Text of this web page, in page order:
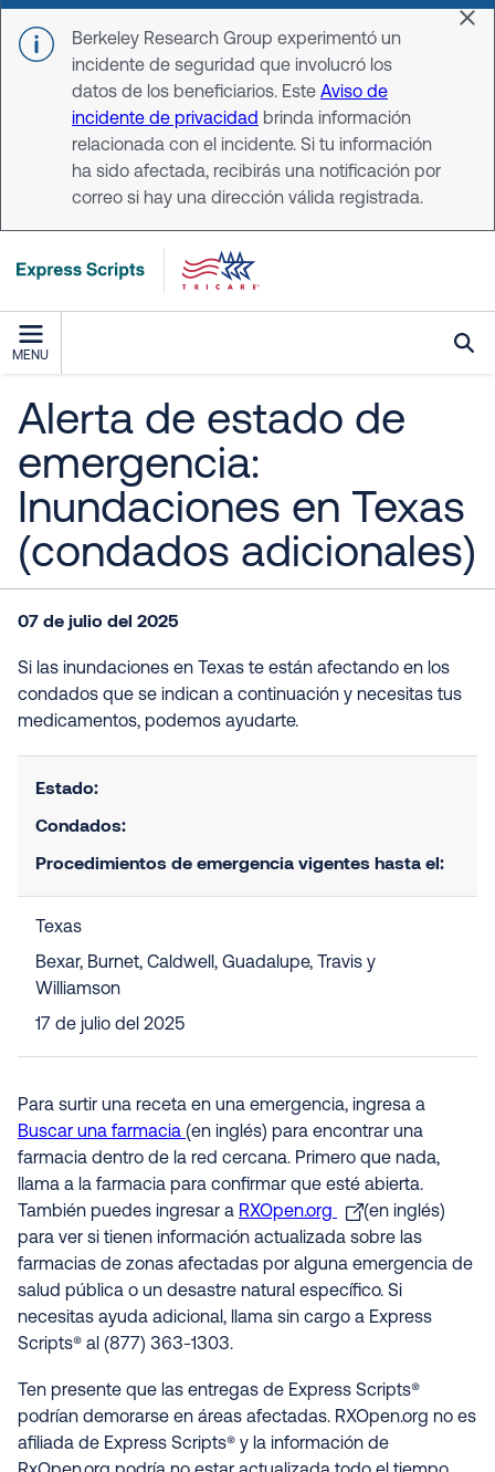
Skip to main content
Berkeley Research Group experimentó un
incidente de seguridad que involucró los
datos de los beneficiarios. Este Aviso de
incidente de privacidad brinda información
relacionada con el incidente. Si tu información
ha sido afectada, recibirás una notificación por
correo si hay una dirección válida registrada.
MENU
Alerta de estado de
emergencia:
Inundaciones en Texas
(condados adicionales)
07 de julio del 2025
Si las inundaciones en Texas te están afectando en los
condados que se indican a continuación y necesitas tus
medicamentos, podemos ayudarte.
Estado:
Condados:
Procedimientos de emergencia vigentes hasta el:
Texas
Bexar, Burnet, Caldwell, Guadalupe, Travis y
Williamson
17 de julio del 2025
Para surtir una receta en una emergencia, ingresa a
Buscar una farmacia (en inglés) para encontrar una
farmacia dentro de la red cercana. Primero que nada,
llama a la farmacia para confirmar que esté abierta.
También puedes ingresar a RXOpen.org
(en inglés)
para ver si tienen información actualizada sobre las
farmacias de zonas afectadas por alguna emergencia de
salud pública o un desastre natural específico. Si
necesitas ayuda adicional, llama sin cargo a Express
Scripts® al (877) 363-1303.
Ten presente que las entregas de Express Scripts®
podrían demorarse en áreas afectadas. RXOpen.org no es
afiliada de Express Scripts® y la información de